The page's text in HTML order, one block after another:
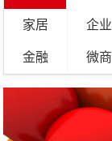
家居 企业
金融 微商